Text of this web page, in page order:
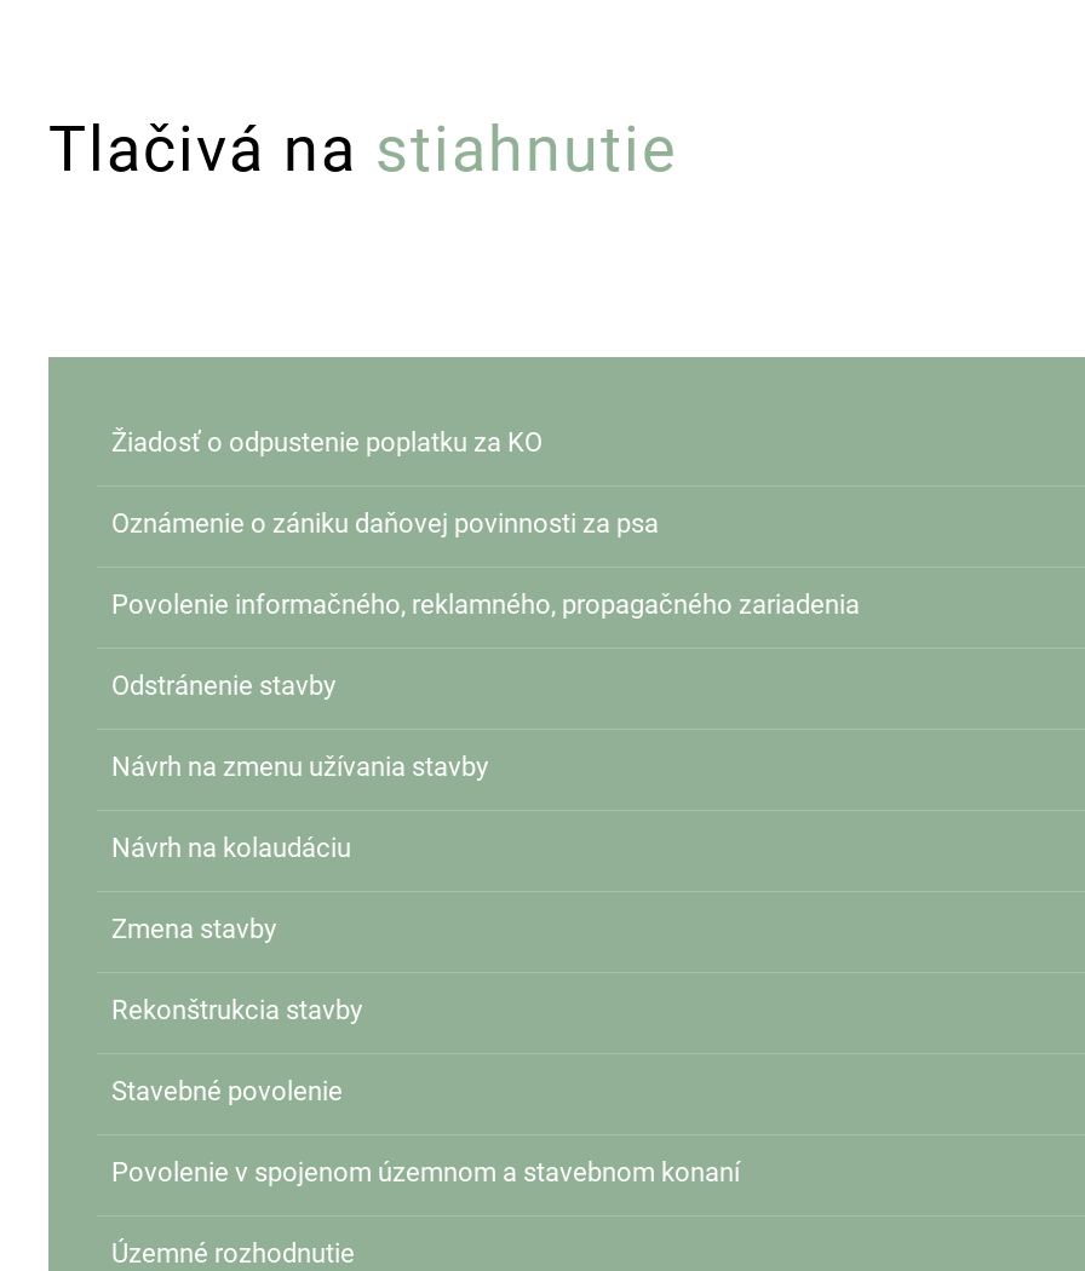
Tlačivá na stiahnutie
Žiadosť o odpustenie poplatku za KO
Oznámenie o zániku daňovej povinnosti za psa
Povolenie informačného, reklamného, propagačného zariadenia
Odstránenie stavby
Návrh na zmenu užívania stavby
Návrh na kolaudáciu
Zmena stavby
Rekonštrukcia stavby
Stavebné povolenie
Povolenie v spojenom územnom a stavebnom konaní
Územné rozhodnutie